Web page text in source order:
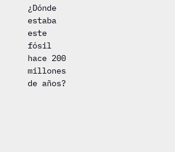
¿Dónde
estaba
este
fósil
hace 200
millones
de años?